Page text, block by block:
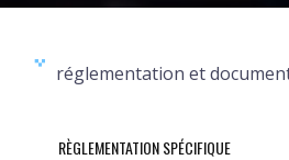
réglementation et
RÈGLEMENTATION SPÉCIFIQUE